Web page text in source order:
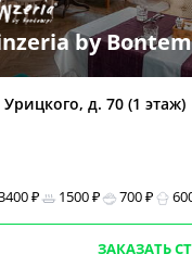
by
Урицкого, д. 70 (1 этаж)
₽ 1500 ₽ 700 ₽
ЗАКАЗАТЬ